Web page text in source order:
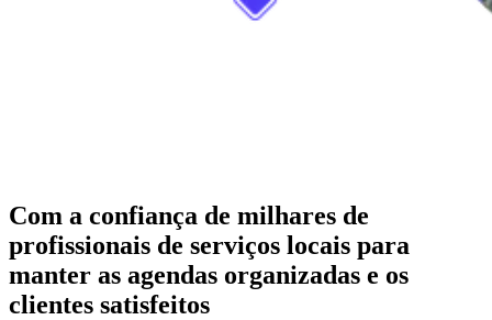
Com a confiança de milhares de
profissionais de serviços locais para
manter as agendas organizadas e os
clientes satisfeitos